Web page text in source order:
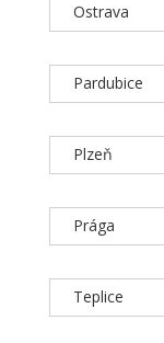
Ostrava
Pardubice
Plzeň
Prága
Teplice